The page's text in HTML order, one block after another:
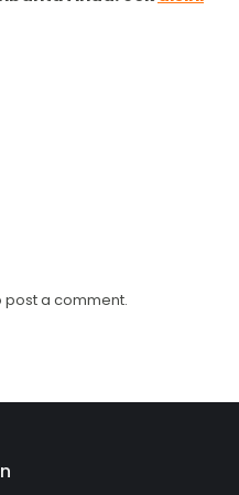
post a comment.